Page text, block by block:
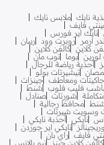
نايك ملابس نايك
فايف
نايك اير فورس
ارمر روبرت وود
ريبان
كلاين كالفن كلاين
لورين بوما
توب مان
أحذية رياضة للرجال
تيشيرتات بولو
جاكيتات ومعاطف جينزات
فليب فلوب
شنط
شورتات صنادل
محافظ رجالية
وسويت شيرتات
نايكي أحذبة نايكي
نايكي اير جوردن
فايف راي بان
كالفن كلاين جينز
نيو بالانس